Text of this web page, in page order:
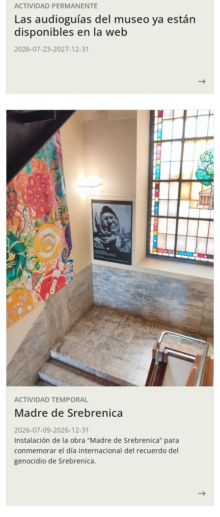
ACTIVIDAD PERMANENTE
Las audioguías del museo ya están
disponibles en la web
2026-07-23-2027-12-31
ACTIVIDAD TEMPORAL
Madre de Srebrenica
2026-07-09-2026-12-31
Instalación de la obra “Madre de Srebrenica” para
conmemorar el día internacional del recuerdo del
genocidio de Srebrenica.